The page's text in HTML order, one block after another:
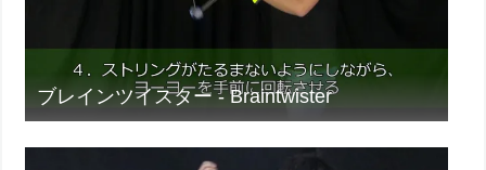
ブレインツイスター - Braintwister